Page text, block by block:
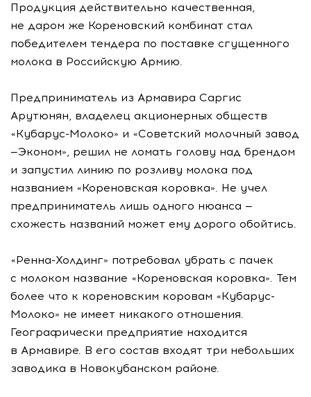
Продукция действительно качественная,
не даром же Кореновский комбинат стал
победителем тендера по поставке сгущенного
молока в Российскую Армию.
Предприниматель из Армавира Саргис
Арутюнян, владелец акционерных обществ
«Кубарус-Молоко» и «Советский молочный завод
—Эконом», решил не ломать голову над брендом
и запустил линию по розливу молока под
названием «Кореновская коровка». Не учел
предприниматель лишь одного нюанса —
схожесть названий может ему дорого обойтись.
«Ренна-Холдинг» потребовал убрать с пачек
с молоком название «Кореновская коровка». Тем
более что к кореновским коровам «Кубарус-
Молоко» не имеет никакого отношения.
Географически предприятие находится
в Армавире. В его состав входят три небольших
заводика в Новокубанском районе.